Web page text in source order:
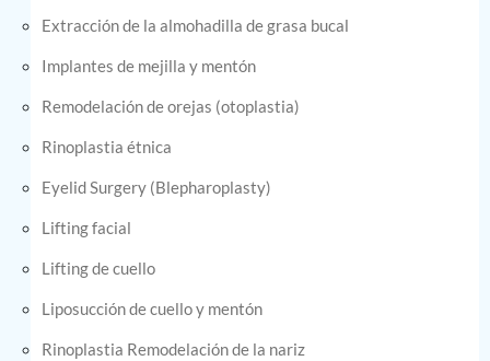
Extracción de la almohadilla de grasa bucal
Implantes de mejilla y mentón
Remodelación de orejas (otoplastia)
Rinoplastia étnica
Eyelid Surgery (Blepharoplasty)
Lifting facial
Lifting de cuello
Liposucción de cuello y mentón
Rinoplastia Remodelación de la nariz